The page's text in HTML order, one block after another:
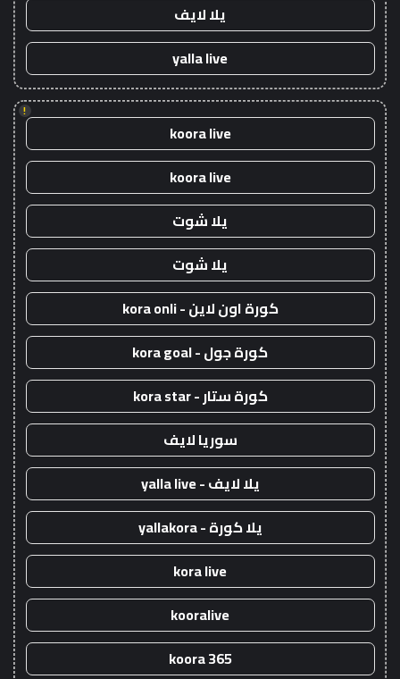
يلا لايف
yalla live
!
koora live
koora live
يلا شوت
يلا شوت
كورة اون لاين - kora onli
كورة جول - kora goal
كورة ستار - kora star
سوريا لايف
يلا لايف - yalla live
يلا كورة - yallakora
kora live
kooralive
koora 365